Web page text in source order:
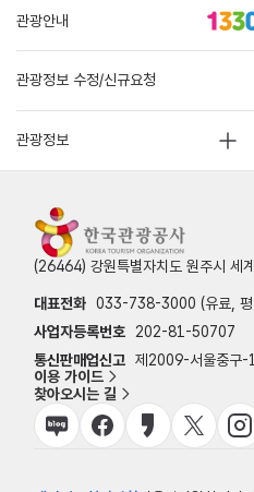
관광안내
관광정보 수정/신규요청
관광정보
(26464) 강원특별자치도 원주시 세
대표전화 033-738-3000 (유료, 평
사업자등록번호
202-81-50707
통신판매업신고 제2009-서울중구-
이용 가이드
찾아오시는 길